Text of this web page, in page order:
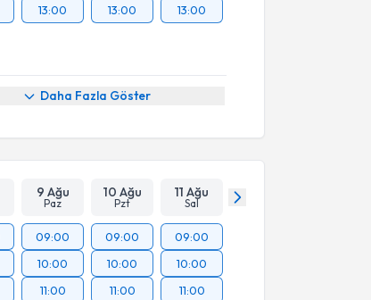
13:00
13:00
13:00
Daha Fazla Göster
9 Ağu
Paz
10 Ağu
Pzt
11 Ağu
Sal
09:00
10:00
11:00
09:00
10:00
11:00
09:00
10:00
11:00